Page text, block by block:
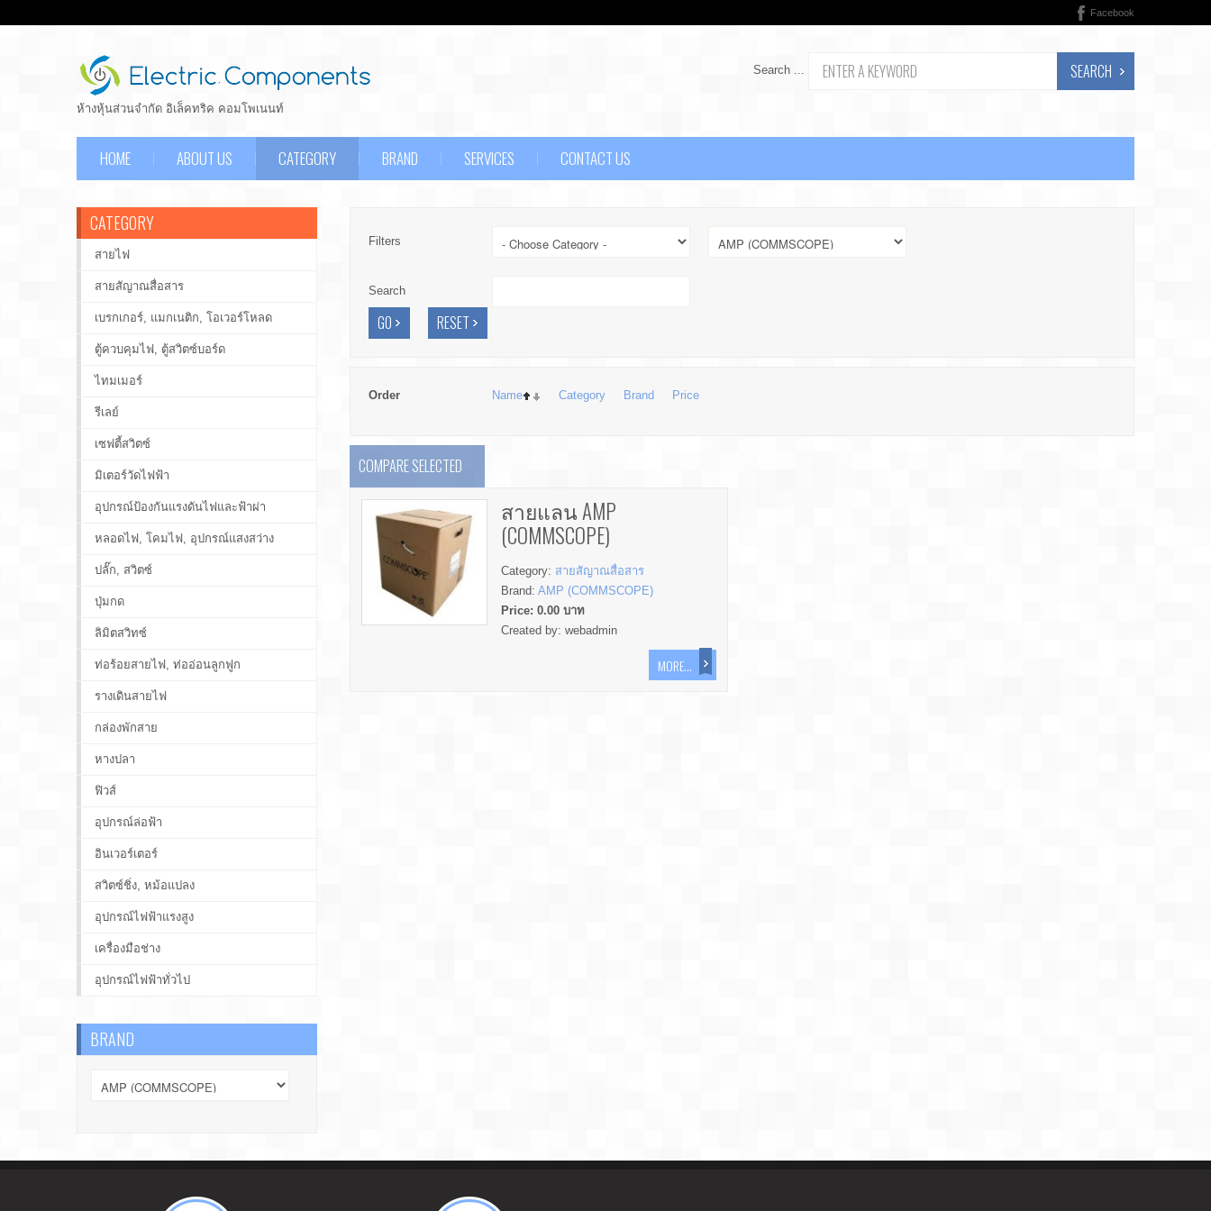
Facebook
ห้างหุ้นส่วนจำกัด อิเล็คทริค คอมโพเนนท์
Search ... SEARCH
HOME ABOUT US CATEGORY BRAND SERVICES CONTACT US
Filters
Search
Order Name Category Brand Price
COMPARE SELECTED
สายแลน AMP
(COMMSCOPE)
Category: สายสัญาณสื่อสาร
Brand: AMP (COMMSCOPE)
Price: 0.00 บาท
Created by: webadmin
MORE...
CATEGORY
สายไฟ
สายสัญาณสื่อสาร
เบรกเกอร์, แมกเนติก, โอเวอร์โหลด
ตู้ควบคุมไฟ, ตู้สวิตซ์บอร์ด
ไทมเมอร์
รีเลย์
เซฟตี้สวิตซ์
มิเตอร์วัดไฟฟ้า
อุปกรณ์ป้องกันแรงดันไฟและฟ้าผ่า
หลอดไฟ, โคมไฟ, อุปกรณ์แสงสว่าง
ปลั๊ก, สวิตซ์
ปุ่มกด
ลิมิตสวิทซ์
ท่อร้อยสายไฟ, ท่ออ่อนลูกฟูก
รางเดินสายไฟ
กล่องพักสาย
หางปลา
ฟิวส์
อุปกรณ์ล่อฟ้า
อินเวอร์เตอร์
สวิตซ์ชิ่ง, หม้อแปลง
อุปกรณ์ไฟฟ้าแรงสูง
เครื่องมือช่าง
อุปกรณ์ไฟฟ้าทั่วไป
BRAND